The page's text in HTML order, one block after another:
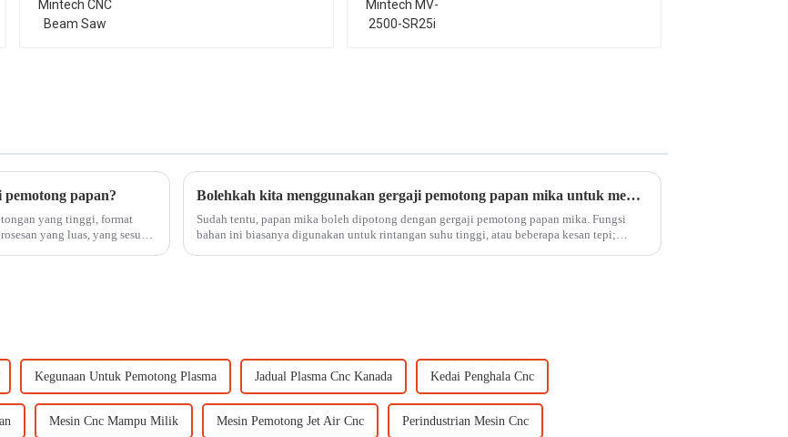
papan?
yang tinggi, format
yang luas, yang sesuai
Bolehkah kita menggunakan gergaji pemotong papan mika untuk memotong papan mika?
Sudah tentu, papan mika boleh dipotong dengan gergaji pemotong papan mika. Fungsi
bahan ini biasanya digunakan untuk rintangan suhu tinggi, atau beberapa kesan tepi;
Kegunaan Untuk Pemotong Plasma Jadual Plasma Cnc Kanada Kedai Penghala Cnc
Mesin Cnc Mampu Milik Mesin Pemotong Jet Air Cnc Perindustrian Mesin Cnc